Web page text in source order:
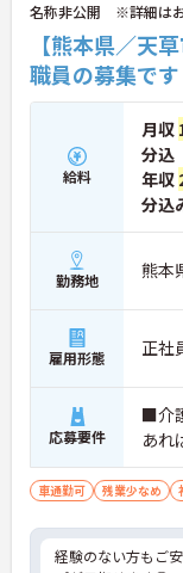
名称非公開 ※詳細は
【熊本県／天
職員の募集です
給料
月収
分込
年収
分込
勤務地 熊本
雇用形態 正社
応募要件
■介
あれ
車通勤可 残業少なめ
経験のない方もご